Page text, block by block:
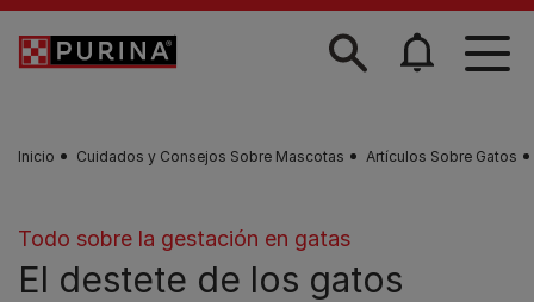
Skip to main content
Inicio Cuidados y Consejos Sobre Mascotas Artículos Sobre Gatos
Todo sobre la gestación en gatas
El destete de los gatos